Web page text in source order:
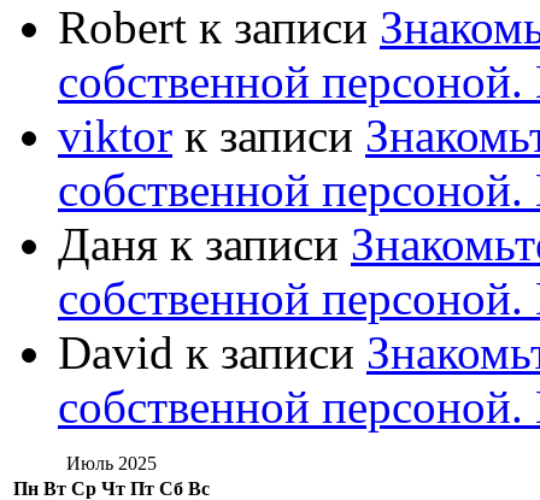
Robert к записи
собственной
viktor к записи
собственной
Даня к записи
собственной
David к записи
собственной
Июль 2025
Пн Вт Ср Чт Пт Сб Вс